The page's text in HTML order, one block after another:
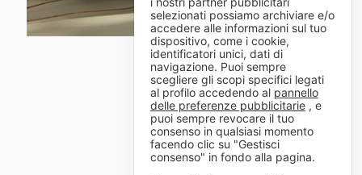
selezionati possiamo archiviare e/o
accedere alle informazioni sul tuo
dispositivo, come i cookie,
identificatori unici, dati di
navigazione. Puoi sempre
scegliere gli scopi specifici legati
al profilo accedendo al pannello
delle preferenze pubblicitarie, e
puoi sempre revocare il tuo
consenso in qualsiasi momento
facendo clic su "Gestisci
consenso" in fondo alla pagina.